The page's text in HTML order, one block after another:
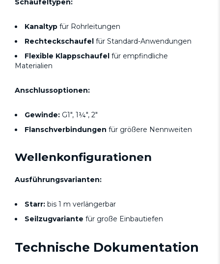
Schaufeltypen:
Kanaltyp für Rohrleitungen
Rechteckschaufel für Standard-Anwendungen
Flexible Klappschaufel für empfindliche
Materialien
Anschlussoptionen:
Gewinde: G1", 1¼", 2"
Flanschverbindungen für größere Nennweiten
Wellenkonfigurationen
Ausführungsvarianten:
Starr: bis 1 m verlängerbar
Seilzugvariante für große Einbautiefen
Technische Dokumentation